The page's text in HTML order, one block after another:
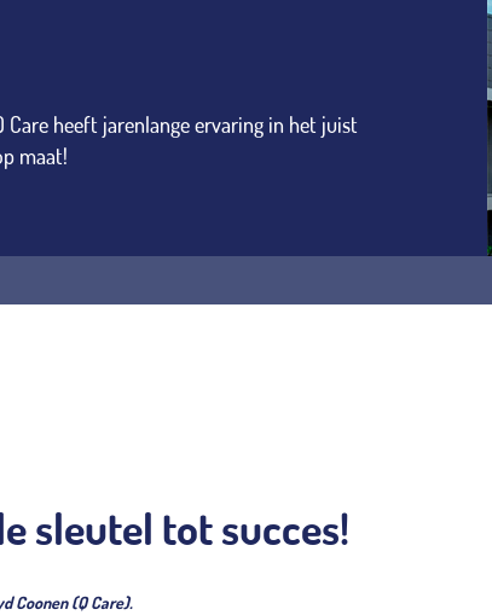
Care heeft jarenlange ervaring in het juist
maat!
sleutel tot succes!
Coonen (Q Care).